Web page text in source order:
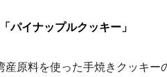
パイナップルクッキー」
産原料を使った手焼きクッキー